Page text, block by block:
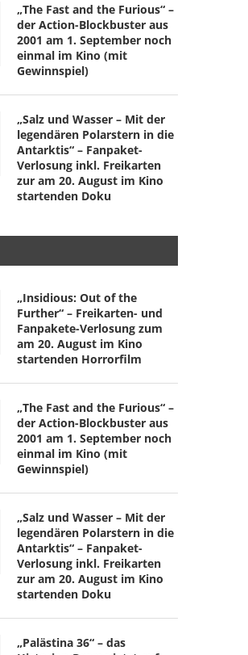
„The Fast and the Furious“ –
der Action-Blockbuster aus
2001 am 1. September noch
einmal im Kino (mit
Gewinnspiel)
„Salz und Wasser – Mit der
legendären Polarstern in die
Antarktis“ – Fanpaket-
Verlosung inkl. Freikarten
zur am 20. August im Kino
startenden Doku
„Insidious: Out of the
Further“ – Freikarten- und
Fanpakete-Verlosung zum
am 20. August im Kino
startenden Horrorfilm
„The Fast and the Furious“ –
der Action-Blockbuster aus
2001 am 1. September noch
einmal im Kino (mit
Gewinnspiel)
„Salz und Wasser – Mit der
legendären Polarstern in die
Antarktis“ – Fanpaket-
Verlosung inkl. Freikarten
zur am 20. August im Kino
startenden Doku
„Palästina 36“ – das